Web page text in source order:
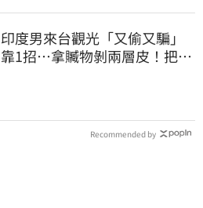
印度男來台觀光「又偷又騙」
靠1招…拿贓物剝兩層皮！把全
Recommended by